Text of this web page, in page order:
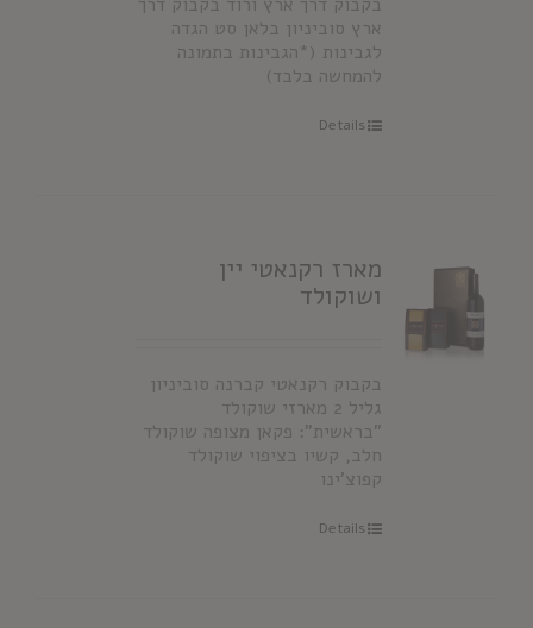
ארץ סוביניון בלאן סט הגדה
לגבינות (*הגבינות בתמונה
להמחשה בלבד)
Details
מארז רקנאטי יין
ושוקולד
בקבוק רקנאטי קברנה סוביניון
גליל 2 מארזי שוקולד
"בראשית": פקאן מצופה שוקולד
חלב, קשיו בציפוי שוקולד
קפוצ'ינו
Details